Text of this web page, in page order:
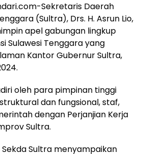
Sekretaris Daerah
(Sultra), Drs. H. Asrun Lio,
apel gabungan lingkup
Sulawesi Tenggara yang
Kantor Gubernur Sultra,
oleh para pimpinan tinggi
dan fungsional, staf,
dengan Perjanjian Kerja
Sultra.
Sultra menyampaikan